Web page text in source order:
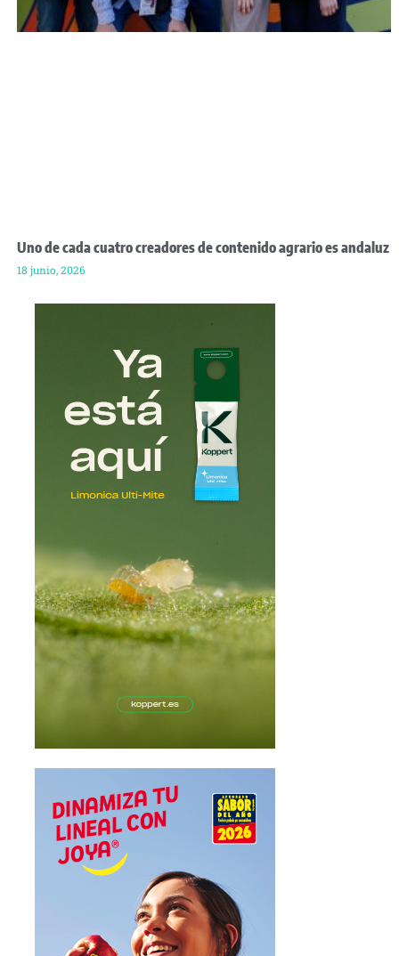
Uno de cada cuatro creadores de contenido agrario es andaluz
18 junio, 2026